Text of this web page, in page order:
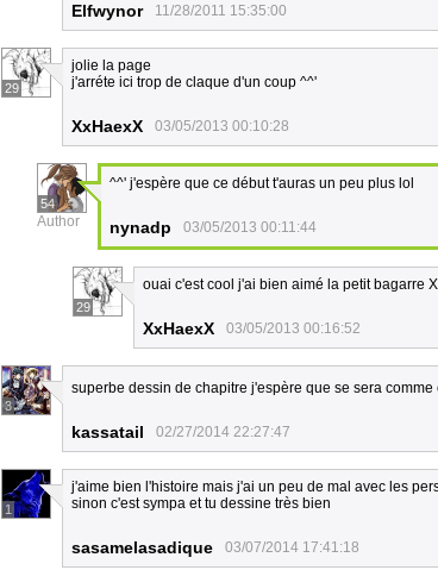
Elfwynor 11/28/2011 15:35:00
29
jolie la page
j'arréte ici trop de claque d'un coup ^^'
XxHaexX 03/05/2013 00:10:28
54
Author
^^' j'espère que ce début t'auras un peu plus lol
nynadp 03/05/2013 00:11:44
29
ouai c'est cool j'ai bien aimé la petit bagarre
XxHaexX 03/05/2013 00:16:52
3
superbe dessin de chapitre j'espère que se sera
kassatail 02/27/2014 22:27:47
1
j'aime bien l'histoire mais j'ai un peu de mal avec les
sinon c'est sympa et tu dessine très bien
sasamelasadique 03/07/2014 17:41:18